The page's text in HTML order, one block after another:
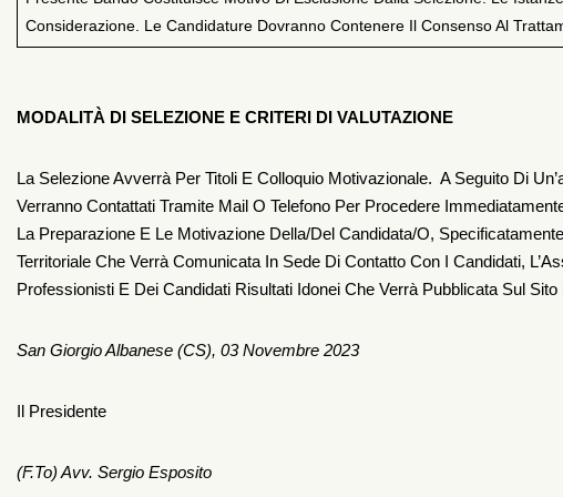
Considerazione. Le Candidature Dovranno Contenere Il Consenso Al
MODALITÀ DI SELEZIONE E CRITERI DI VALUTAZIONE
La Selezione Avverrà Per Titoli E Colloquio Motivazionale. A Seguito Di
Verranno Contattati Tramite Mail O Telefono Per Procedere
La Preparazione E Le Motivazione Della/del Candidata/o,
Territoriale Che Verrà Comunicata In Sede Di Contatto Con I Candidati,
Professionisti E Dei Candidati Risultati Idonei Che Verrà Pubblicata Sul Sito
San Giorgio Albanese (CS), 03
Il Presidente
(f.to) Avv. Sergio Esposito